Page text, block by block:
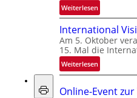
Weiterlesen:
H
o
m
e
p
a
International
Am 5. Oktober
15. Mal die
Weiterlesen:
I
Online-Event